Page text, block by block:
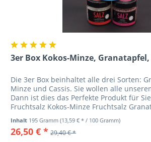
3er Box Kokos-Minze, Granatapfel,
Die 3er Box beinhaltet alle drei Sorten:
Minze und Cassis. Sie wollen alle
Dann ist dies das Perfekte Produkt für
Fruchtsalz Kokos-Minze Fruchtsalz
Inhalt 195 Gramm(13,59 € * / 100 Gramm)
26,50 € * 29,40 € *